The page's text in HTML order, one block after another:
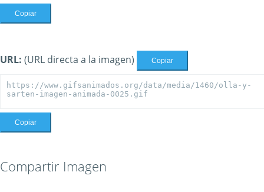
Copiar
URL: (URL directa a la imagen) Copiar
Copiar
Compartir Imagen